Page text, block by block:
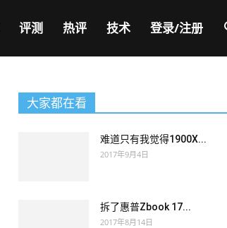
评测 热评 技术 登录/注册
大家都在看
难道只有我觉得1900X...
2017年9月4日
拆了惠普Zbook 17...
2017年8月14日